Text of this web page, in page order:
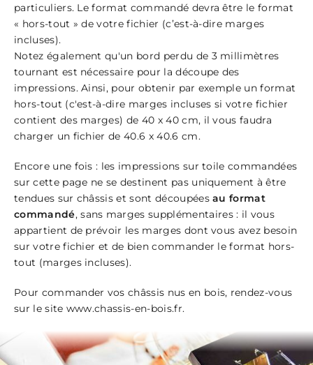
particuliers. Le format commandé devra être le format
« hors-tout » de votre fichier (c’est-à-dire marges
incluses).
Notez également qu'un bord perdu de 3 millimètres
tournant est nécessaire pour la découpe des
impressions. Ainsi, pour obtenir par exemple un format
hors-tout (c'est-à-dire marges incluses si votre fichier
contient des marges) de 40 x 40 cm, il vous faudra
charger un fichier de 40.6 x 40.6 cm.
Encore une fois : les impressions sur toile commandées
sur cette page ne se destinent pas uniquement à être
tendues sur châssis et sont découpéesau format
commandé, sans marges supplémentaires : il vous
appartient de prévoir les marges dont vous avez besoin
sur votre fichier et de bien commander le format hors-
tout (marges incluses).
Pour commander vos châssis nus en bois, rendez-vous
sur le site www.chassis-en-bois.fr.